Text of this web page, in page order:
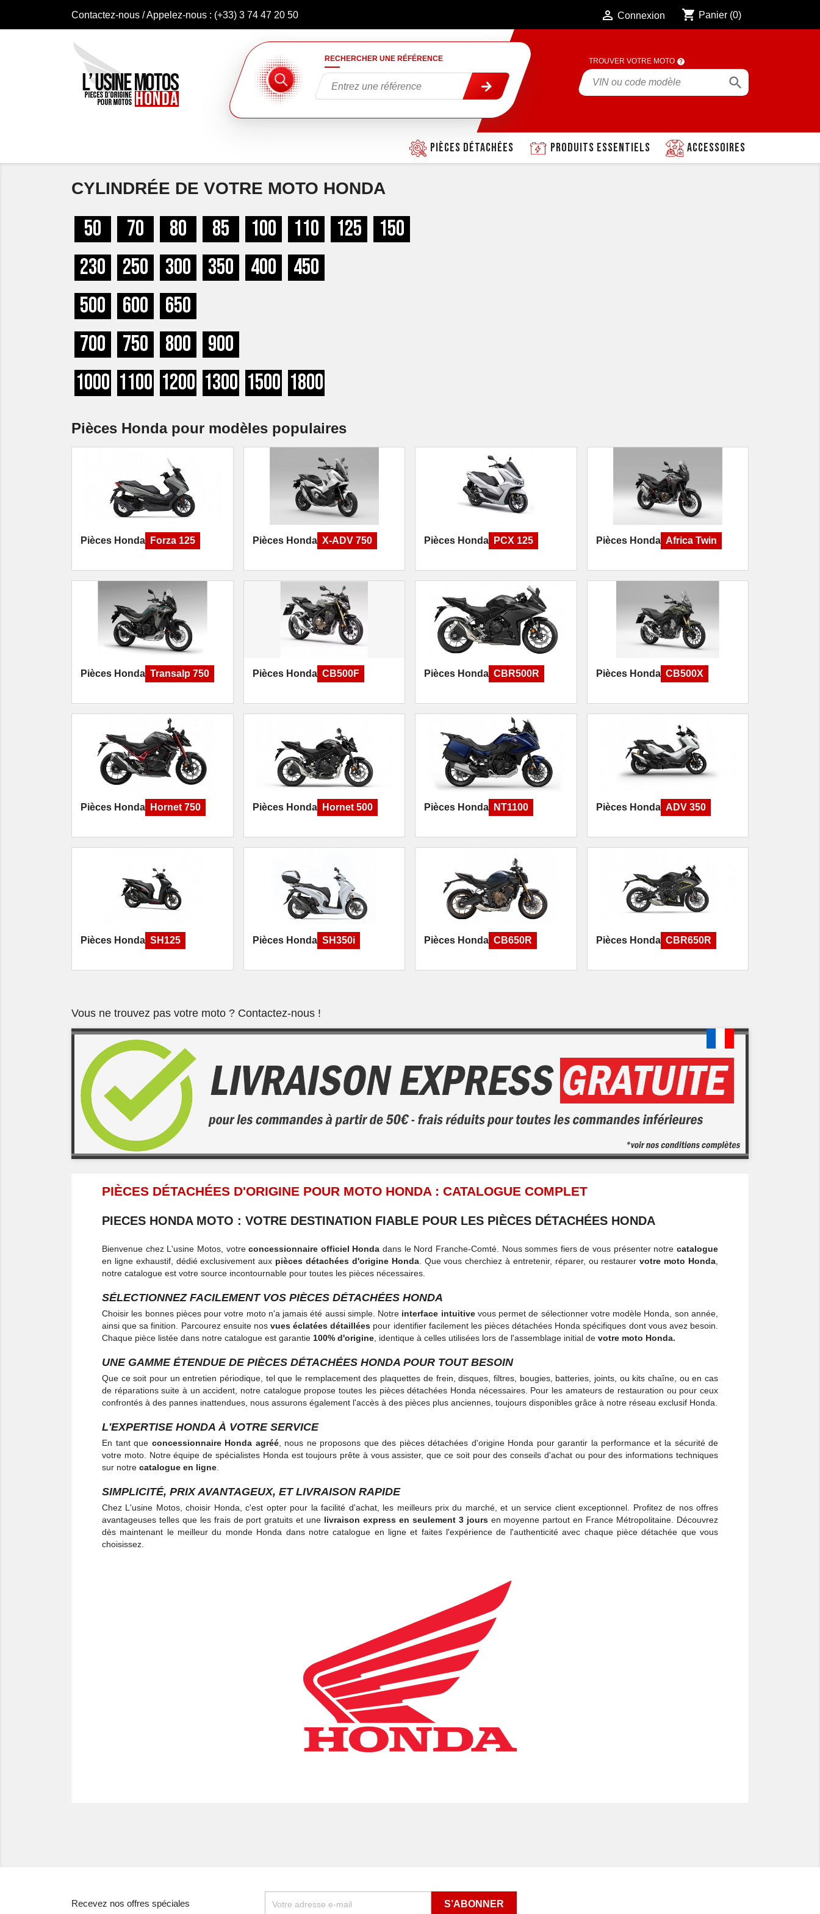
Contactez-nous / Appelez-nous : (+33) 3 74 47 20 50  Connexion shopping_cart Panier (0)
RECHERCHER UNE RÉFÉRENCE TROUVER VOTRE MOTO

Accessoires
Produits essentiels
Pièces détachées
CYLINDRÉE DE VOTRE MOTO HONDA
50 70 80 85 100 110 125
150
230
250 300 350 400
450
500
600
650
700
750 800
900
1000 1100 1200 1300 1500 1800
Pièces Honda pour modèles populaires
Pièces Honda Forza 125 Pièces Honda X-ADV 750 Pièces Honda PCX 125 Pièces Honda Africa Twin
Pièces Honda Transalp 750 Pièces Honda CB500F Pièces Honda CBR500R Pièces Honda CB500X
Pièces Honda Hornet 750 Pièces Honda Hornet 500 Pièces Honda NT1100 Pièces Honda ADV 350
Pièces Honda SH125 Pièces Honda SH350i Pièces Honda CB650R Pièces Honda CBR650R
Vous ne trouvez pas votre moto ? Contactez-nous !
PIÈCES DÉTACHÉES D'ORIGINE POUR MOTO HONDA : CATALOGUE COMPLET
PIECES HONDA MOTO : VOTRE DESTINATION FIABLE POUR LES PIÈCES DÉTACHÉES HONDA
Bienvenue chez L'usine Motos, votreconcessionnaire officiel Honda dans le Nord Franche-Comté. Nous sommes fiers de vous présenter notrecatalogue
en ligne exhaustif, dédié exclusivement aux pièces détachées d'origine Honda. Que vous cherchiez à entretenir, réparer, ou restaurervotre moto Honda,
notre catalogue est votre source incontournable pour toutes les pièces nécessaires.
SÉLECTIONNEZ FACILEMENT VOS PIÈCES DÉTACHÉES HONDA
Choisir les bonnes pièces pour votre moto n'a jamais été aussi simple. Notre interface intuitivevous permet de sélectionner votre modèle Honda, son année,
ainsi que sa finition. Parcourez ensuite nos vues éclatées détaillées pour identifier facilement les pièces détachées Honda spécifiques dont vous avez besoin.
Chaque pièce listée dans notre catalogue est garantie 100% d'origine, identique à celles utilisées lors de l'assemblage initial de votre moto Honda.
UNE GAMME ÉTENDUE DE PIÈCES DÉTACHÉES HONDA POUR TOUT BESOIN
Que ce soit pour un entretien périodique, tel que le remplacement des plaquettes de frein, disques, filtres, bougies, batteries, joints, ou kits chaîne, ou en cas
de réparations suite à un accident, notre catalogue propose toutes les pièces détachées Honda nécessaires. Pour les amateurs de restauration ou pour ceux
confrontés à des pannes inattendues, nous assurons également l'accès à des pièces plus anciennes, toujours disponibles grâce à notre réseau exclusif Honda.
L'EXPERTISE HONDA À VOTRE SERVICE
En tant que concessionnaire Honda agréé, nous ne proposons que des pièces détachées d'origine Honda pour garantir la performance et la sécurité de
votre moto. Notre équipe de spécialistes Honda est toujours prête à vous assister, que ce soit pour des conseils d'achat ou pour des informations techniques
sur notre catalogue en ligne.
SIMPLICITÉ, PRIX AVANTAGEUX, ET LIVRAISON RAPIDE
Chez L'usine Motos, choisir Honda, c'est opter pour la facilité d'achat, les meilleurs prix du marché, et un service client exceptionnel. Profitez de nos offres
avantageuses telles que les frais de port gratuits et une livraison express en seulement 3 joursen moyenne partout en France Métropolitaine. Découvrez
dès maintenant le meilleur du monde Honda dans notre catalogue en ligne et faites l'expérience de l'authenticité avec chaque pièce détachée que vous
choisissez.
Recevez nos offres spéciales